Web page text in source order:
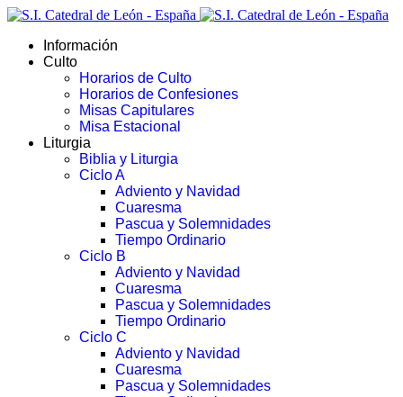
Información
Culto
Horarios de Culto
Horarios de Confesiones
Misas Capitulares
Misa Estacional
Liturgia
Biblia y Liturgia
Ciclo A
Adviento y Navidad
Cuaresma
Pascua y Solemnidades
Tiempo Ordinario
Ciclo B
Adviento y Navidad
Cuaresma
Pascua y Solemnidades
Tiempo Ordinario
Ciclo C
Adviento y Navidad
Cuaresma
Pascua y Solemnidades